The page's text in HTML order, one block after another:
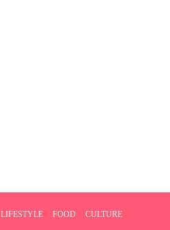
LIFESTYLE FOOD CULTURE